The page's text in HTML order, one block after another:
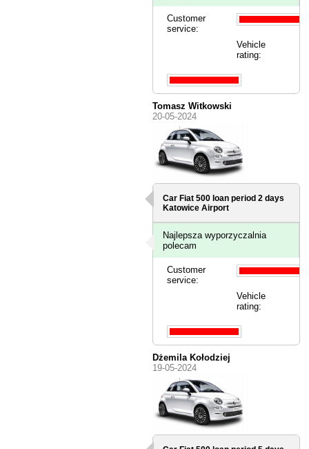
Customer
service:
Vehicle
rating:
Tomasz Witkowski
20-05-2024
Car Fiat 500 loan period 2 days
Katowice Airport
Najlepsza wyporzyczalnia
polecam
Customer
service:
Vehicle
rating:
Dżemila Kołodziej
19-05-2024